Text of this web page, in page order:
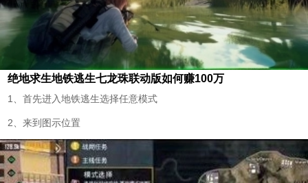
绝地求生地铁逃生七龙珠联动版如何赚100万
1、首先进入地铁逃生选择任意模式
2、来到图示位置